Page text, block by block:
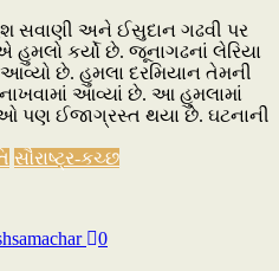
સવાણી અને ઈસુદાન ગઢવી પર
કર્યો છે. જૂનાગઢનાં લેરિયા
છે. હુમલા દરમિયાન તેમની
આવ્યાં છે. આ હુમલામાં
પણ ઈજાગ્રસ્ત થયા છે. ઘટનાની
સૌરાષ્ટ્ર-કચ્છ
0